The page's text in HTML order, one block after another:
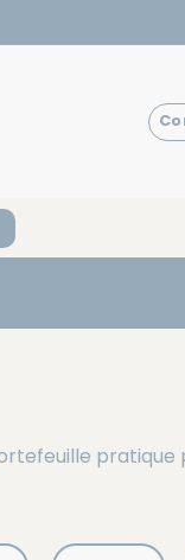
pratique